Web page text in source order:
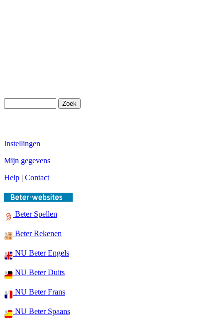
Instellingen
Mijn gegevens
Help | Contact
Beter Spellen
Beter Rekenen
NU Beter Engels
NU Beter Duits
NU Beter Frans
NU Beter Spaans